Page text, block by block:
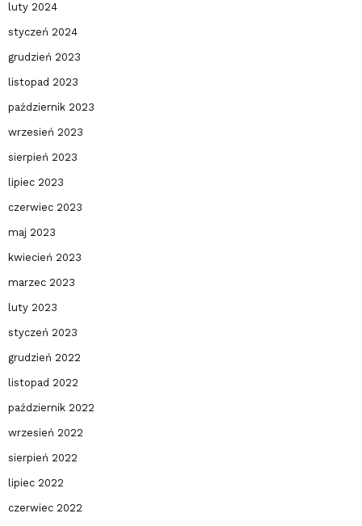
luty 2024
styczeń 2024
grudzień 2023
listopad 2023
październik 2023
wrzesień 2023
sierpień 2023
lipiec 2023
czerwiec 2023
maj 2023
kwiecień 2023
marzec 2023
luty 2023
styczeń 2023
grudzień 2022
listopad 2022
październik 2022
wrzesień 2022
sierpień 2022
lipiec 2022
czerwiec 2022